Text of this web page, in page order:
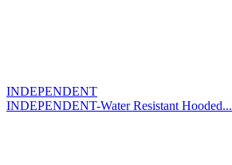
INDEPENDENT
INDEPENDENT-Water Resistant Hooded...